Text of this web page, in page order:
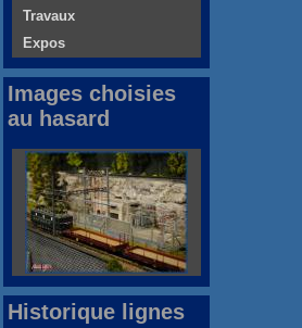
Travaux
Expos
Images choisies
au hasard
Historique lignes